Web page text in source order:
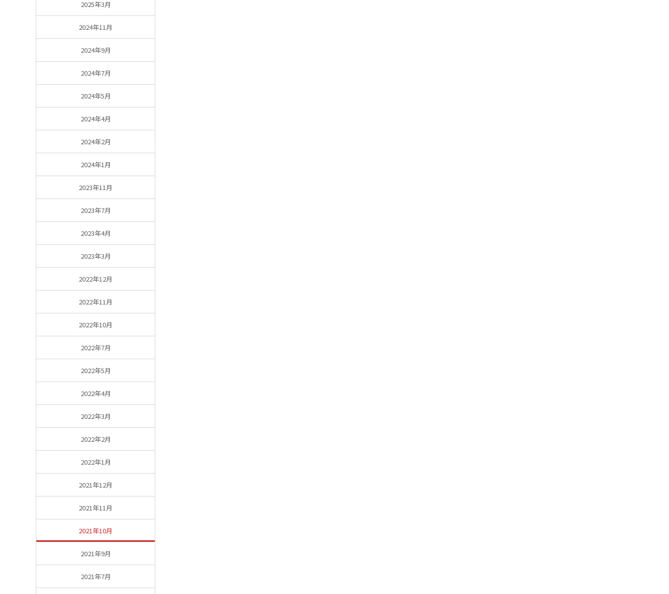
2025年3月
2024年11月
2024年9月
2024年7月
2024年5月
2024年4月
2024年2月
2024年1月
2023年11月
2023年7月
2023年4月
2023年3月
2022年12月
2022年11月
2022年10月
2022年7月
2022年5月
2022年4月
2022年3月
2022年2月
2022年1月
2021年12月
2021年11月
2021年10月
2021年9月
2021年7月